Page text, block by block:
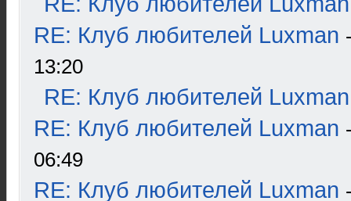
RE: Клуб любителей Luxman
13:20
RE: Клуб любителей Luxman
RE: Клуб любителей Luxman
06:49
RE: Клуб любителей Luxman